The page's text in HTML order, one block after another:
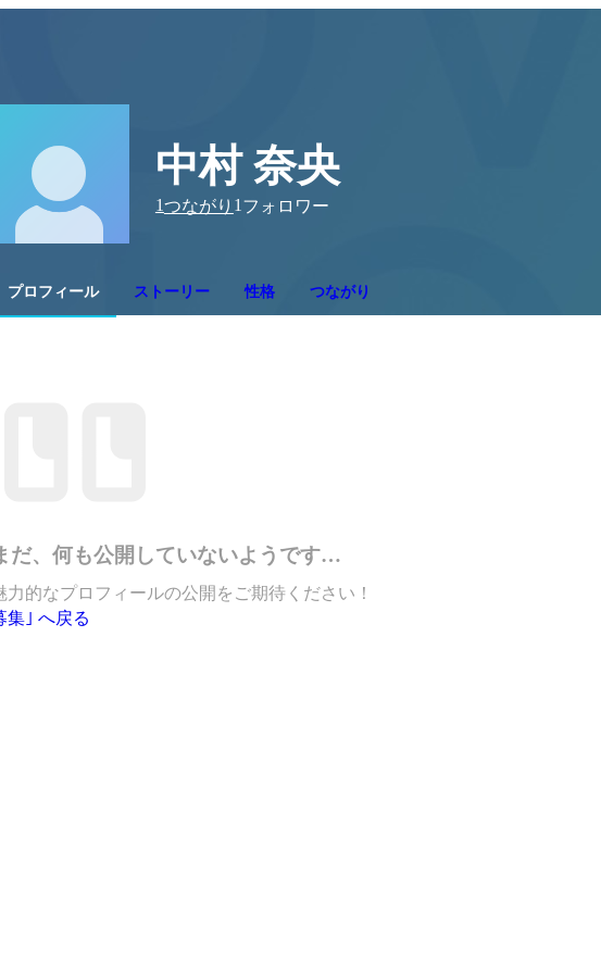
中村 奈央
1つながり 1 フォロワー
プロフィール ストーリー 性格 つながり
だ、何も公開していないようです…
力的なプロフィールの公開をご期待ください！
集｣ へ戻る